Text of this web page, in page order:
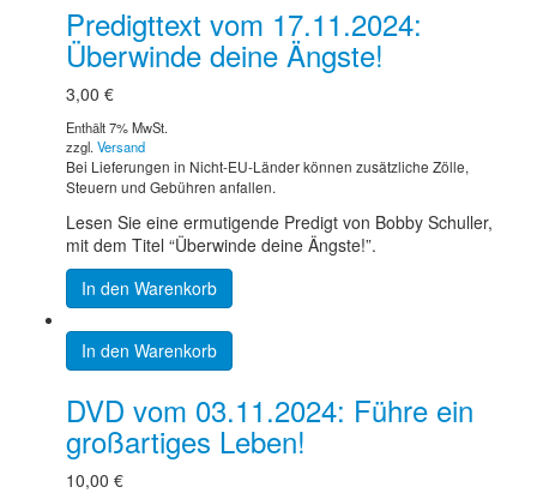
Predigttext vom 17.11.2024:
Überwinde deine Ängste!
3,00 €
Enthält 7% MwSt.
zzgl. Versand
Bei Lieferungen in Nicht-EU-Länder können zusätzliche Zölle,
Steuern und Gebühren anfallen.
Lesen Sie eine ermutigende Predigt von Bobby Schuller,
mit dem Titel “Überwinde deine Ängste!”.
In den Warenkorb
In den Warenkorb
DVD vom 03.11.2024: Führe ein
großartiges Leben!
10,00 €